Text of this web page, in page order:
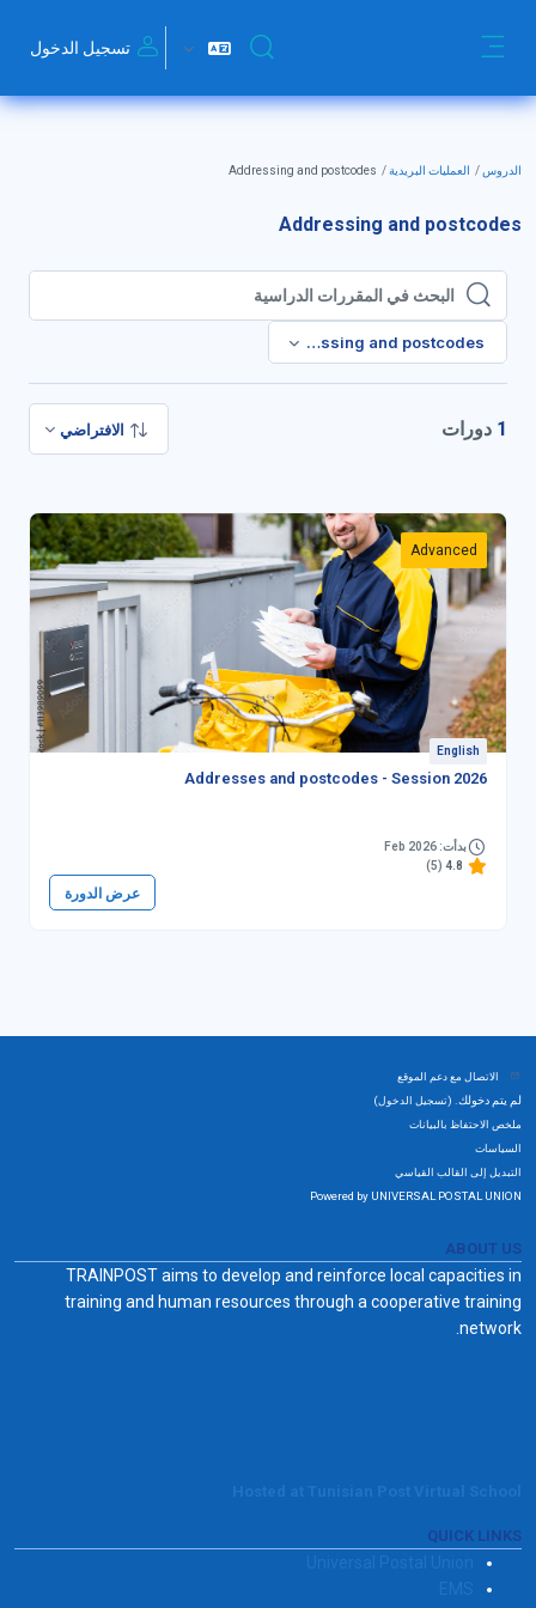
تبديل إدخال البحث تسجيل الدخول
الدروس العمليات البريدية Addressing and postcodes
Addressing and postcodes
البحث في المقررات الدراسية
البحث في المقررات الدراسية
Addressing and postcodes
1 دورات الافتراضي
Advanced
English
Addresses and postcodes - Session 2026
بدأت: Feb 2026
4.8
(5)
عرض الدورة
الاتصال مع دعم الموقع
لم يتم دخولك. (تسجيل الدخول)
ملخص الاحتفاظ بالبيانات
السياسات
التبديل إلى القالب القياسي
Powered by UNIVERSAL POSTAL UNION
ABOUT US
TRAINPOST aims to develop and reinforce local capacities in
training and human resources through a cooperative training
network.
QUICK LINKS